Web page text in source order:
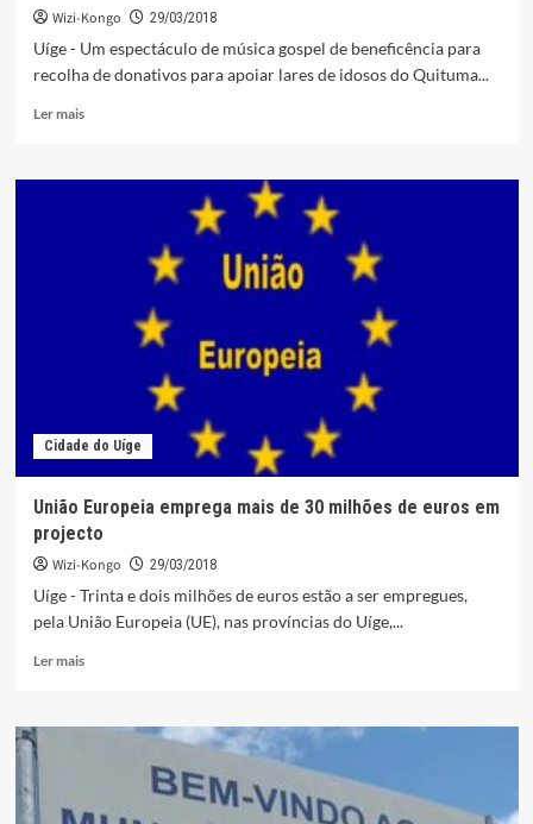
Wizi-Kongo 29/03/2018
Uíge - Um espectáculo de música gospel de beneficência para
recolha de donativos para apoiar lares de idosos do Quituma...
Ler maisLeia
Bambila
espectáculo
beneficência
Cidade do Uíge
União Europeia emprega mais de 30 milhões de euros em
projecto
Wizi-Kongo 29/03/2018
Uíge - Trinta e dois milhões de euros estão a ser empregues,
pela União Europeia (UE), nas províncias do Uíge,...
Ler maisLeia
União
de